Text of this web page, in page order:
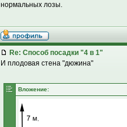
нормальных лозы.
Re: Способ посадки "4 в 1"
И плодовая стена "дюжина"
Вложение: